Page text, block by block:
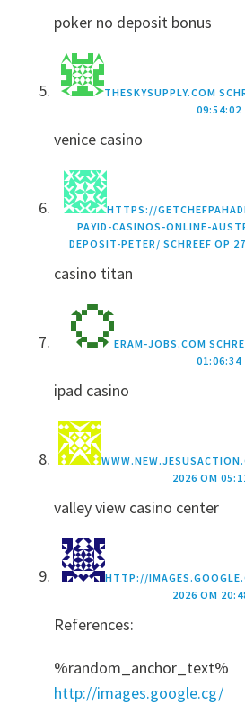
poker no deposit bonus
THESKYSUPPLY.COM
09:54:02
venice casino
HTTPS://
PAYID-CASINOS-ONLINE-
DEPOSIT-PETER/ SCHREEF OP
casino titan
ERAM-JOBS.COM
01:06:34
ipad casino
2026 OM
valley view casino center
HTTP://
2026 OM
References:
%random_anchor_text%
http://images.google.cg/